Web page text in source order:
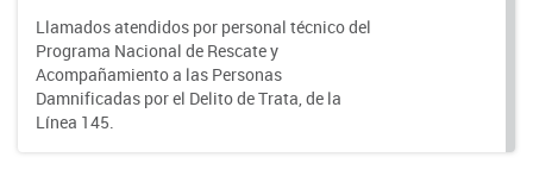
Llamados atendidos por personal técnico del
Programa Nacional de Rescate y
Acompañamiento a las Personas
Damnificadas por el Delito de Trata, de la
Línea 145.